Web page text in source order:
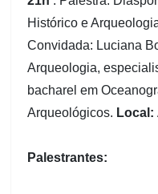
Histórico e
Convidada: Luciana
Arqueologia,
bacharel em
Arqueológicos. Local:
Palestrantes: